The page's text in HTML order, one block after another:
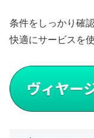
条件をしっかり確
快適にサービスを